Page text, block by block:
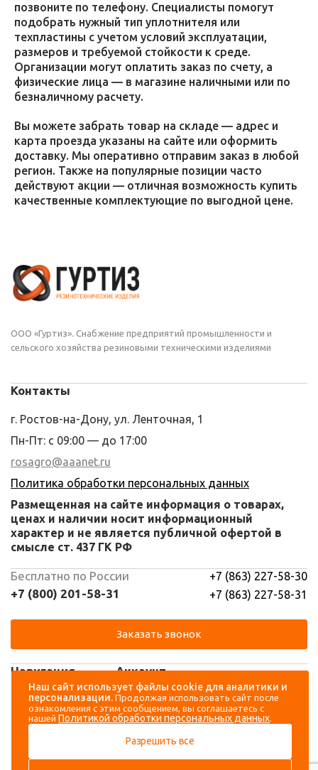
позвоните по телефону. Специалисты помогут
подобрать нужный тип уплотнителя или
техпластины с учетом условий эксплуатации,
размеров и требуемой стойкости к среде.
Организации могут оплатить заказ по счету, а
физические лица — в магазине наличными или по
безналичному расчету.
Вы можете забрать товар на складе — адрес и
карта проезда указаны на сайте или оформить
доставку. Мы оперативно отправим заказ в любой
регион. Также на популярные позиции часто
действуют акции — отличная возможность купить
качественные комплектующие по выгодной цене.
ООО «Гуртиз». Снабжение предприятий промышленности и
сельского хозяйства резиновыми техническими изделиями
Навигация
Каталог
О компании
Доставка и оплата
Аккаунт
Вход
Регистрация
Контакты
г. Ростов-на-Дону, ул. Ленточная, 1
Пн-Пт: с 09:00 — до 17:00
rosagro@aaanet.ru
Политика обработки персональных данных
Размещенная на сайте информация о товарах,
ценах и наличии носит информационный
характер и не является публичной офертой в
смысле ст. 437 ГК РФ
Бесплатно по России
+7 (800) 201-58-31
+7 (863) 227-58-30
+7 (863) 227-58-31
Заказать звонок
Наш сайт использует файлы cookie для аналитики и
персонализации. Продолжая использовать сайт после
ознакомления с этим сообщением, вы соглашаетесь с
нашей Политикой обработки персональных данных.
Разрешить все